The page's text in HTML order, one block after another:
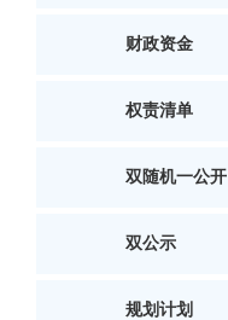
财政资金
权责清单
双随机一公开
双公示
规划计划